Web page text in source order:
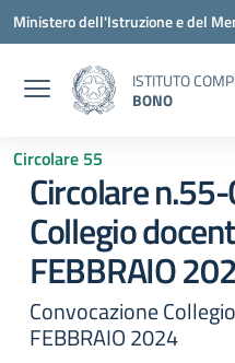
Vai ai contenuti
Vai al menu di navigazione
Vai al footer
Ministero dell'Istruzione e del
ISTITUTO
BONO
Circolare 55
Circolare
Collegio
FEBBRAIO
Convocazione
FEBBRAIO 2024